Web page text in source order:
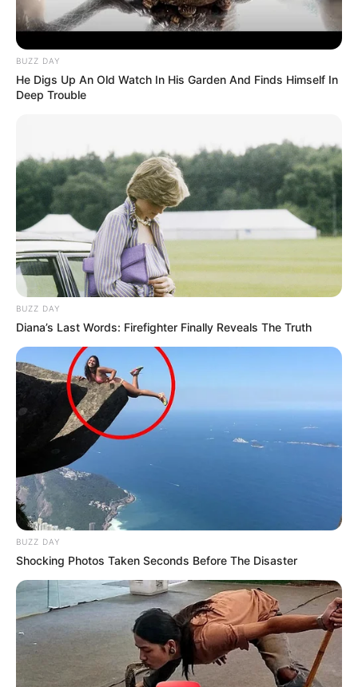
Pronostics PMU de la presse du Quinté le
Turf complet du PRIX DE VILLERS COTTERETS
Retrouvez tous les jours lespronostics de la presse sur
cette page.
Vincennes d’autrefois
BUZZ DAY
He Digs Up An Old Watch In His Garden And Finds Himself In
Deep Trouble
BUZZ DAY
Diana’s Last Words: Firefighter Finally Reveals The Truth
BUZZ DAY
Shocking Photos Taken Seconds Before The Disaster